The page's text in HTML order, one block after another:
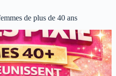
de plus de 40 ans